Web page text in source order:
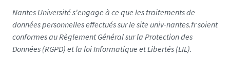
Nantes Université s'engage à ce que les traitements de
données personnelles effectués sur le site univ-nantes.fr soient
conformes au Règlement Général sur la Protection des
Données (RGPD) et la loi Informatique et Libertés (LIL).